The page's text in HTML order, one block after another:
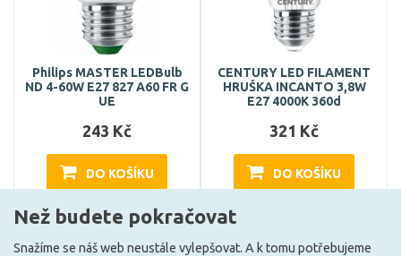
Philips MASTER LEDBulb
ND 4-60W E27 827 A60 FR G
UE
243 Kč
DO KOŠÍKU
Skladem e-shop (5 ks)
CENTURY LED FILAMENT
HRUŠKA INCANTO 3,8W
E27 4000K 360d
321 Kč
DO KOŠÍKU
Může být u Vás 17. 8.
Než budete pokračovat
Snažíme se náš web neustále vylepšovat. A k tomu potřebujeme